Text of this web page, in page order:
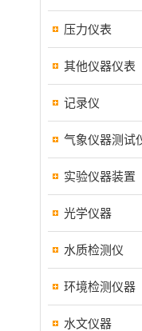
压力仪表
其他仪器仪表
记录仪
气象仪器测试
实验仪器装置
光学仪器
水质检测仪
环境检测仪器
水文仪器